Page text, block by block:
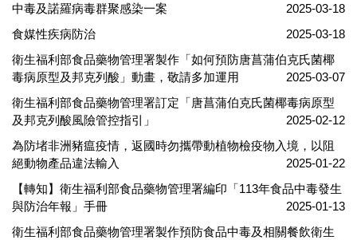
中毒及諾羅病毒群聚感染一案
2025-03-18
食媒性疾病防治
2025-03-18
衛生福利部食品藥物管理署製作「如何預防唐菖蒲伯克氏菌椰
毒病原型及邦克列酸」動畫，敬請多加運用
2025-03-07
衛生福利部食品藥物管理署訂定「唐菖蒲伯克氏菌椰毒病原型
及邦克列酸風險管控指引」
2025-02-12
為防堵非洲豬瘟疫情，返國時勿攜帶動植物檢疫物入境，以阻
絕動物產品違法輸入
2025-01-22
【轉知】衛生福利部食品藥物管理署編印「113年食品中毒發生
與防治年報」手冊
2025-01-13
衛生福利部食品藥物管理署製作預防食品中毒及相關餐飲衛生